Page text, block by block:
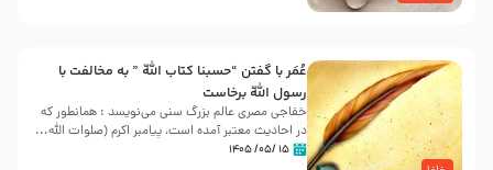
عُمَر با گفتن “حسبنا كتاب اللّه ” به مخالفت با
رسول اللّه برخاست
خفاجی مصری عالم بزرگ سنی می‌نویسد : همانطور که
در احادیث معتبر آمده است، پیامبر اکرم (صلوات اللّه...
۱۵ /۰۵/ ۱۴۰۵